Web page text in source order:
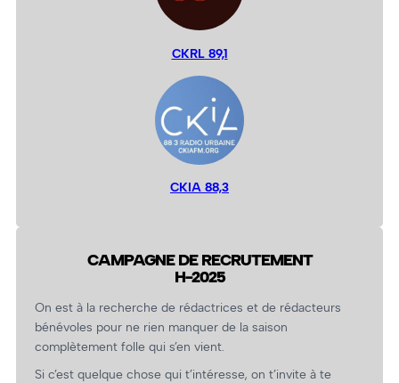
CKRL 89,1
CKIA 88,3
CAMPAGNE DE RECRUTEMENT
H-2025
On est à la recherche de rédactrices et de rédacteurs
bénévoles pour ne rien manquer de la saison
complètement folle qui s’en vient.
Si c’est quelque chose qui t’intéresse, on t’invite à te